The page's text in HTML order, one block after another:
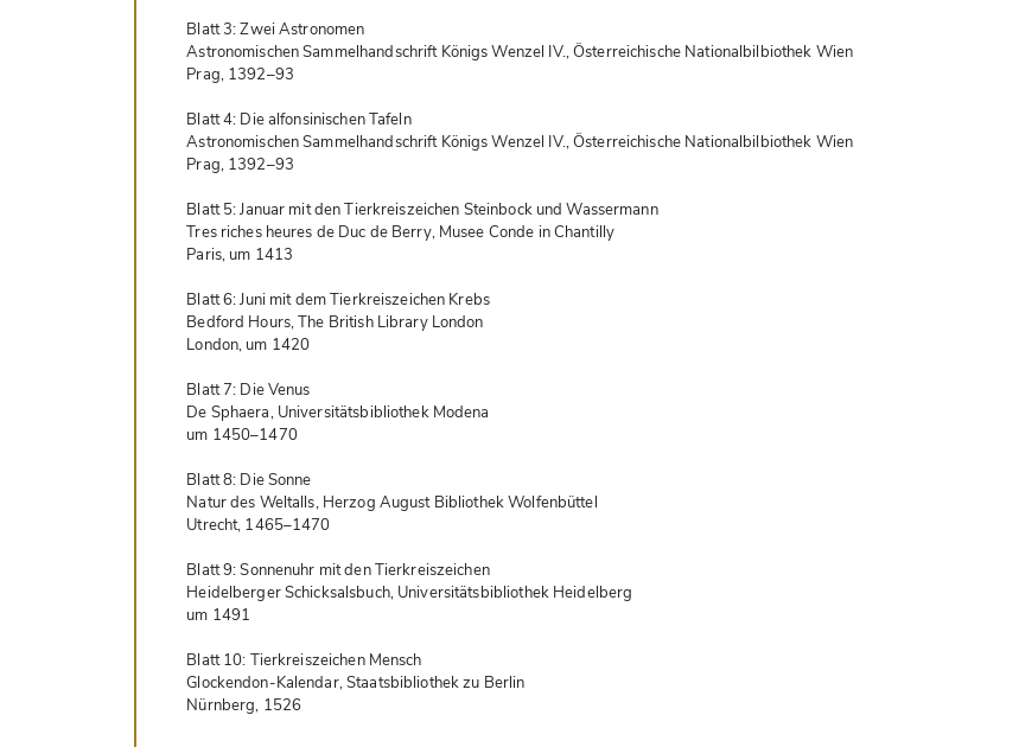
Blatt 3: Zwei Astronomen
Astronomischen Sammelhandschrift Königs Wenzel IV., Österreichische Nationalbilbiothek Wien
Prag, 1392–93
Blatt 4: Die alfonsinischen Tafeln
Astronomischen Sammelhandschrift Königs Wenzel IV., Österreichische Nationalbilbiothek Wien
Prag, 1392–93
Blatt 5: Januar mit den Tierkreiszeichen Steinbock und Wassermann
Tres riches heures de Duc de Berry, Musee Conde in Chantilly
Paris, um 1413
Blatt 6: Juni mit dem Tierkreiszeichen Krebs
Bedford Hours, The British Library London
London, um 1420
Blatt 7: Die Venus
De Sphaera, Universitätsbibliothek Modena
um 1450–1470
Blatt 8: Die Sonne
Natur des Weltalls, Herzog August Bibliothek Wolfenbüttel
Utrecht, 1465–1470
Blatt 9: Sonnenuhr mit den Tierkreiszeichen
Heidelberger Schicksalsbuch, Universitätsbibliothek Heidelberg
um 1491
Blatt 10: Tierkreiszeichen Mensch
Glockendon-Kalendar, Staatsbibliothek zu Berlin